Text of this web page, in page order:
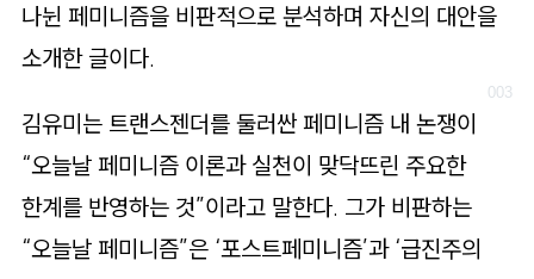
나뉜 페미니즘을 비판적으로 분석하며 자신의 대안을
소개한 글이다.
김유미는 트랜스젠더를 둘러싼 페미니즘 내 논쟁이
“오늘날 페미니즘 이론과 실천이 맞닥뜨린 주요한
한계를 반영하는 것”이라고 말한다. 그가 비판하는
“오늘날 페미니즘”은 ‘포스트페미니즘’과 ‘급진주의